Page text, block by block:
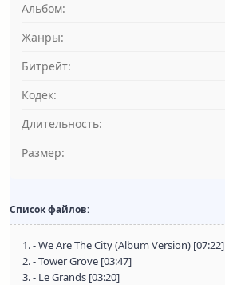
Альбом:
Жанры:
Битрейт:
Кодек:
Длительность:
Размер:
Список файлов:
1. - We Are The City (Album Version) [07:22]
2. - Tower Grove [03:47]
3. - Le Grands [03:20]